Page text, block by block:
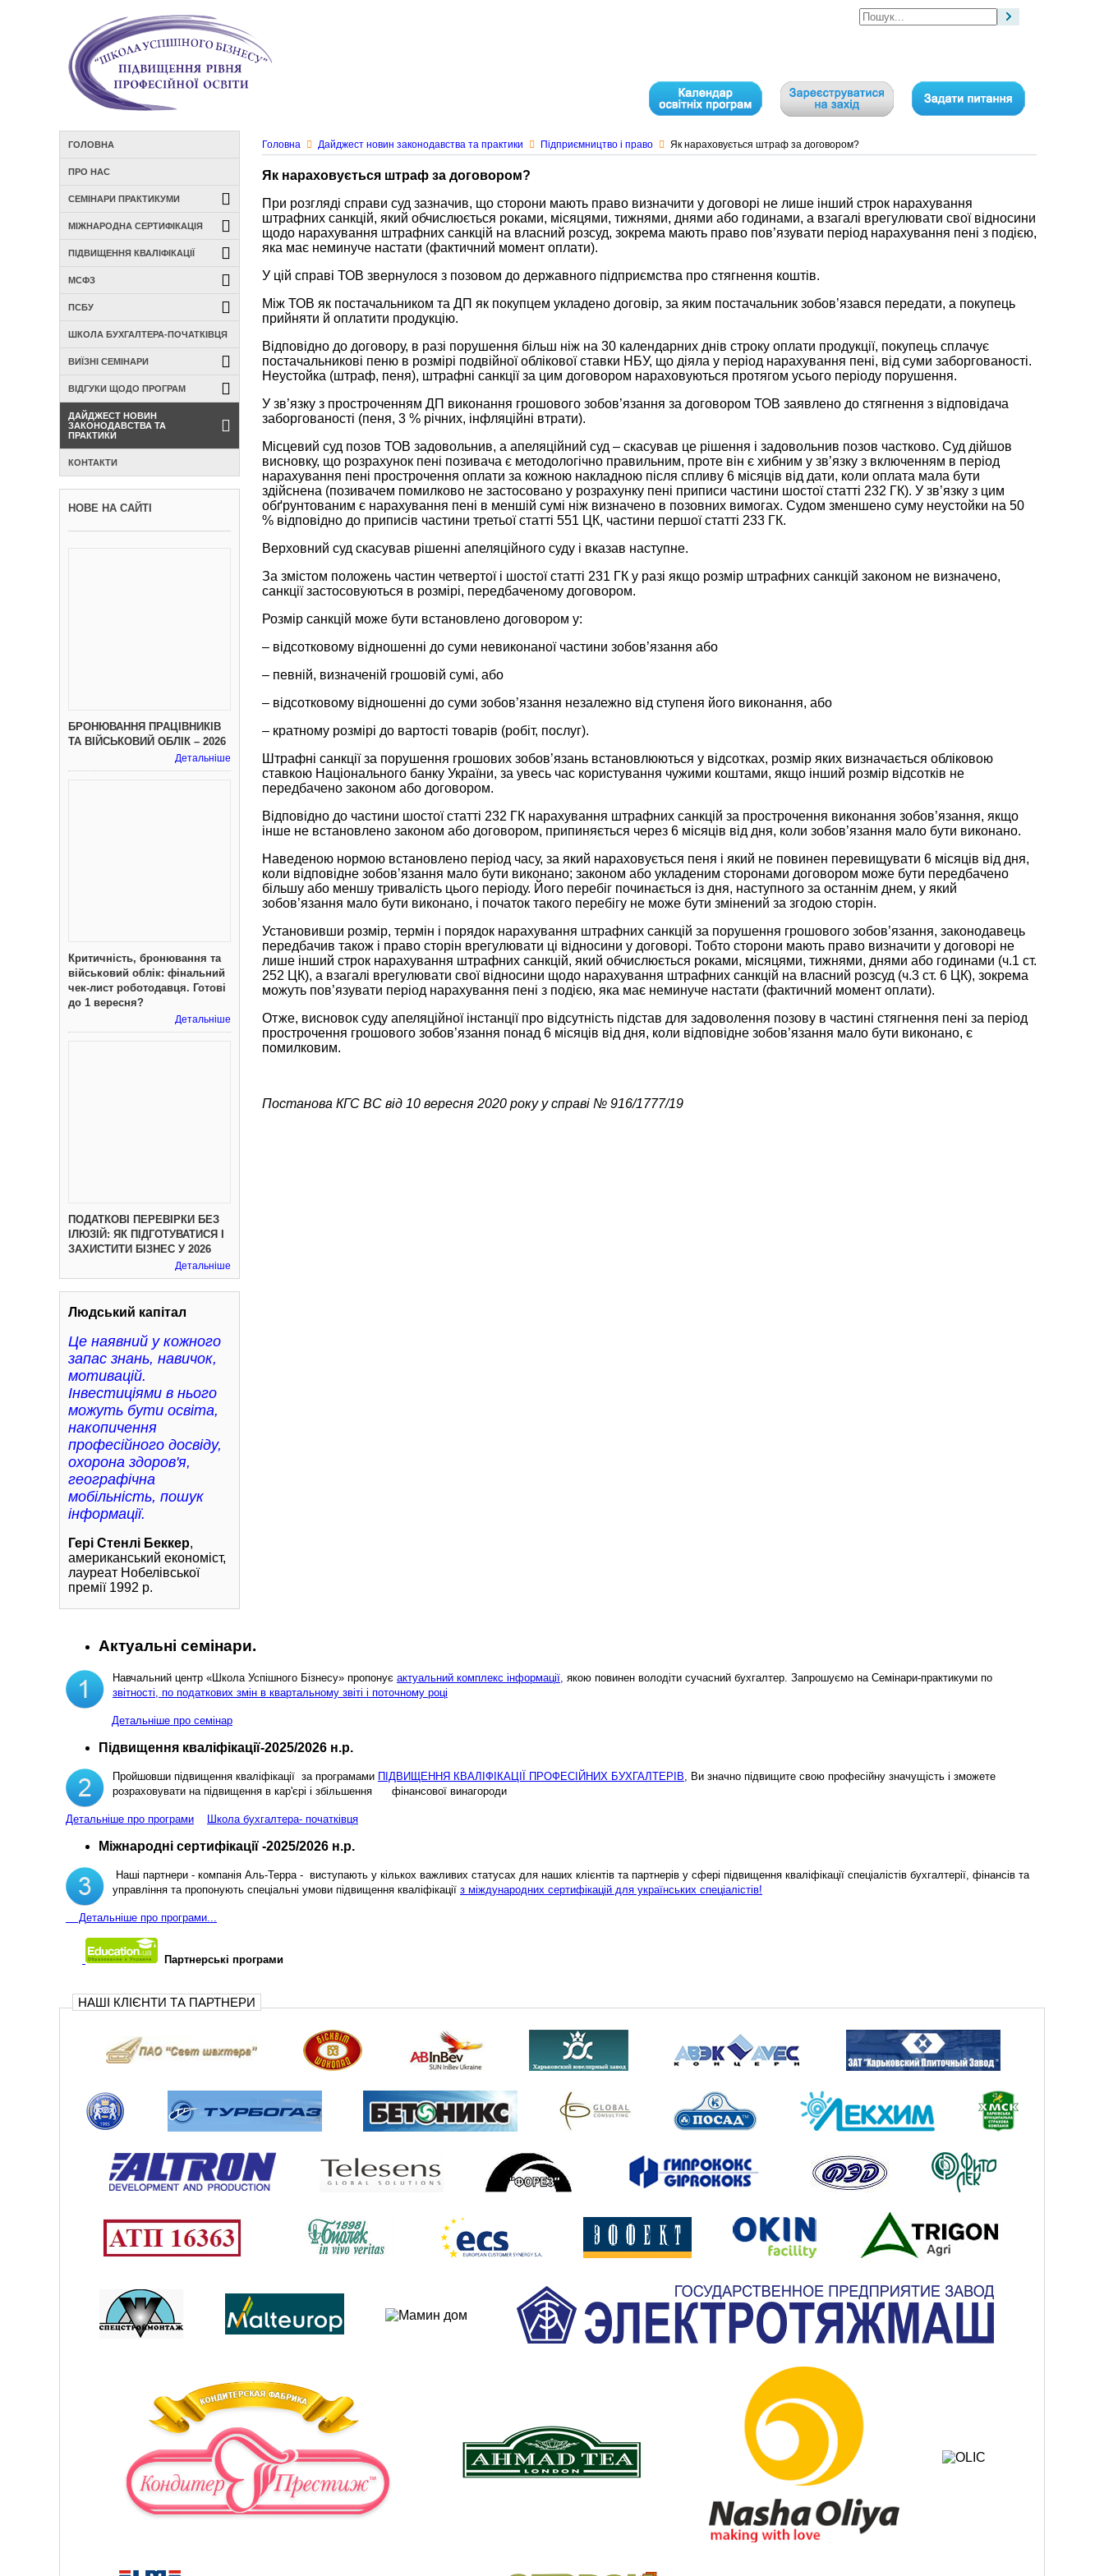
Головна Дайджест новин законодавства та практики Підприємництво і право Як нараховується штраф за договором?
Як нараховується штраф за договором?
При розгляді справи суд зазначив, що сторони мають право визначити у договорі не лише інший строк нарахування
штрафних санкцій, який обчислюється роками, місяцями, тижнями, днями або годинами, а взагалі врегулювати свої відносини
щодо нарахування штрафних санкцій на власний розсуд, зокрема мають право пов’язувати період нарахування пені з подією,
яка має неминуче настати (фактичний момент оплати).
У цій справі ТОВ звернулося з позовом до державного підприємства про стягнення коштів.
Між ТОВ як постачальником та ДП як покупцем укладено договір, за яким постачальник зобов’язався передати, а покупець
прийняти й оплатити продукцію.
Відповідно до договору, в разі порушення більш ніж на 30 календарних днів строку оплати продукції, покупець сплачує
постачальникові пеню в розмірі подвійної облікової ставки НБУ, що діяла у період нарахування пені, від суми заборгованості.
Неустойка (штраф, пеня), штрафні санкції за цим договором нараховуються протягом усього періоду порушення.
У зв’язку з простроченням ДП виконання грошового зобов’язання за договором ТОВ заявлено до стягнення з відповідача
заборгованості (пеня, 3 % річних, інфляційні втрати).
Місцевий суд позов ТОВ задовольнив, а апеляційний суд – скасував це рішення і задовольнив позов частково. Суд дійшов
висновку, що розрахунок пені позивача є методологічно правильним, проте він є хибним у зв’язку з включенням в період
нарахування пені прострочення оплати за кожною накладною після спливу 6 місяців від дати, коли оплата мала бути
здійснена (позивачем помилково не застосовано у розрахунку пені приписи частини шостої статті 232 ГК). У зв’язку з цим
обґрунтованим є нарахування пені в меншій сумі ніж визначено в позовних вимогах. Судом зменшено суму неустойки на 50
% відповідно до приписів частини третьої статті 551 ЦК, частини першої статті 233 ГК.
Верховний суд скасував рішенні апеляційного суду і вказав наступне.
За змістом положень частин четвертої і шостої статті 231 ГК у разі якщо розмір штрафних санкцій законом не визначено,
санкції застосовуються в розмірі, передбаченому договором.
Розмір санкцій може бути встановлено договором у:
– відсотковому відношенні до суми невиконаної частини зобов’язання або
– певній, визначеній грошовій сумі, або
– відсотковому відношенні до суми зобов’язання незалежно від ступеня його виконання, або
– кратному розмірі до вартості товарів (робіт, послуг).
Штрафні санкції за порушення грошових зобов’язань встановлюються у відсотках, розмір яких визначається обліковою
ставкою Національного банку України, за увесь час користування чужими коштами, якщо інший розмір відсотків не
передбачено законом або договором.
Відповідно до частини шостої статті 232 ГК нарахування штрафних санкцій за прострочення виконання зобов’язання, якщо
інше не встановлено законом або договором, припиняється через 6 місяців від дня, коли зобов’язання мало бути виконано.
Наведеною нормою встановлено період часу, за який нараховується пеня і який не повинен перевищувати 6 місяців від дня,
коли відповідне зобов’язання мало бути виконано; законом або укладеним сторонами договором може бути передбачено
більшу або меншу тривалість цього періоду. Його перебіг починається із дня, наступного за останнім днем, у який
зобов’язання мало бути виконано, і початок такого перебігу не може бути змінений за згодою сторін.
Установивши розмір, термін і порядок нарахування штрафних санкцій за порушення грошового зобов’язання, законодавець
передбачив також і право сторін врегулювати ці відносини у договорі. Тобто сторони мають право визначити у договорі не
лише інший строк нарахування штрафних санкцій, який обчислюється роками, місяцями, тижнями, днями або годинами (ч.1 ст.
252 ЦК), а взагалі врегулювати свої відносини щодо нарахування штрафних санкцій на власний розсуд (ч.3 ст. 6 ЦК), зокрема
можуть пов’язувати період нарахування пені з подією, яка має неминуче настати (фактичний момент оплати).
Отже, висновок суду апеляційної інстанції про відсутність підстав для задоволення позову в частині стягнення пені за період
прострочення грошового зобов’язання понад 6 місяців від дня, коли відповідне зобов’язання мало бути виконано, є
помилковим.
Постанова КГС ВС від 10 вересня 2020 року у справі № 916/1777/19
ГОЛОВНА
ПРО НАС
СЕМІНАРИ ПРАКТИКУМИ
МІЖНАРОДНА СЕРТИФІКАЦІЯ
ПІДВИЩЕННЯ КВАЛІФІКАЦІЇ
МСФЗ
ПСБУ
ШКОЛА БУХГАЛТЕРА-ПОЧАТКІВЦЯ
ВИЇЗНІ СЕМІНАРИ
ВІДГУКИ ЩОДО ПРОГРАМ
ДАЙДЖЕСТ НОВИН
ЗАКОНОДАВСТВА ТА
ПРАКТИКИ
КОНТАКТИ
НОВЕ НА САЙТІ
БРОНЮВАННЯ ПРАЦІВНИКІВ
ТА ВІЙСЬКОВИЙ ОБЛІК – 2026
Детальніше
Критичність, бронювання та
військовий облік: фінальний
чек-лист роботодавця. Готові
до 1 вересня?
Детальніше
ПОДАТКОВІ ПЕРЕВІРКИ БЕЗ
ІЛЮЗІЙ: ЯК ПІДГОТУВАТИСЯ І
ЗАХИСТИТИ БІЗНЕС У 2026
Детальніше
Людський капітал
Це наявний у кожного
запас знань, навичок,
мотивацій.
Інвестиціями в нього
можуть бути освіта,
накопичення
професійного досвіду,
охорона здоров'я,
географічна
мобільність, пошук
інформації.
Гері Стенлі Беккер,
американський економіст,
лауреат Нобелівської
премії 1992 р.
Актуальні семінари.
Навчальний центр «Школа Успішного Бізнесу» пропонує актуальний комплекс інформації, якою повинен володіти сучасний бухгалтер. Запрошуємо на Семінари-практикуми по
звітності, по податкових змін в квартальному звіті і поточному році
Детальніше про семінар
Підвищення кваліфікації-2025/2026 н.р.
Пройшовши підвищення кваліфікації за програмами ПІДВИЩЕННЯ КВАЛІФІКАЦІЇ ПРОФЕСІЙНИХ БУХГАЛТЕРІВ, Ви значно підвищите свою професійну значущість і зможете
розраховувати на підвищення в кар'єрі і збільшення фінансової винагороди
Детальніше про програми Школа бухгалтера- початківця
Міжнародні сертифікації -2025/2026 н.р.
Наші партнери - компанія Аль-Терра - виступають у кількох важливих статусах для наших клієнтів та партнерів у сфері підвищення кваліфікації спеціалістів бухгалтерії, фінансів та
управління та пропонують спеціальні умови підвищення кваліфікації з міждународних сертифікацій для українських спеціалістів!
Детальніше про програми...
Партнерські програми
НАШІ КЛІЄНТИ ТА ПАРТНЕРИ